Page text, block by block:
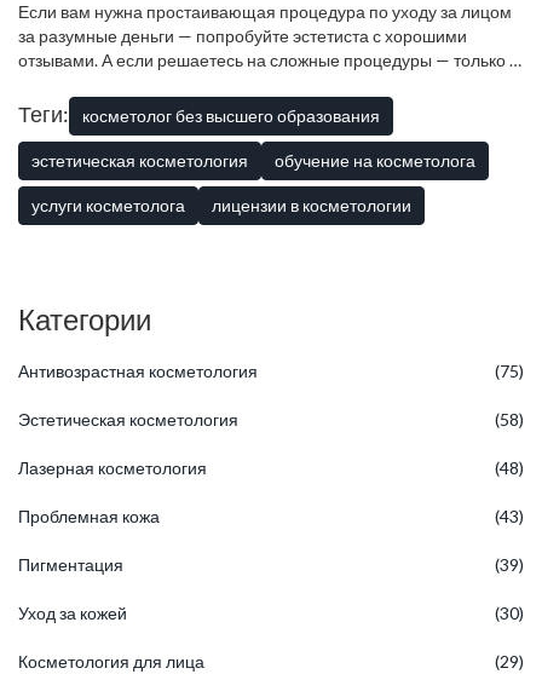
мире, где у каждого второго клиента аллергия на персик или
кота (мой Мурзик, кстати, легендарно поддерживает атмосферу
в домашнем кабинете), тщательно проверять — не просто
норма, а элементарная безопасность для кожи и здоровья.
Если вам нужна простаивающая процедура по уходу за лицом
за разумные деньги — попробуйте эстетиста с хорошими
отзывами. А если решаетесь на сложные процедуры — только к
высшего образования
— это не ругательство, а честное
определение уровня услуг. Главное, чтобы ваши ожидания
совпали с возможностями специалиста и была далеко не
только красивая вывеска в профиле.
Теги: косметолог без высшего образования
эстетическая косметология обучение на косметолога
услуги косметолога лицензии в косметологии
Категории
Антивозрастная косметология (75)
Эстетическая косметология (58)
Лазерная косметология (48)
Проблемная кожа (43)
Пигментация (39)
Уход за кожей (30)
Косметология для лица (29)